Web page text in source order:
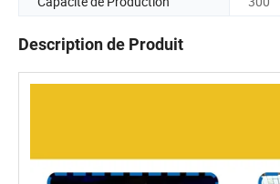
Description de Produit